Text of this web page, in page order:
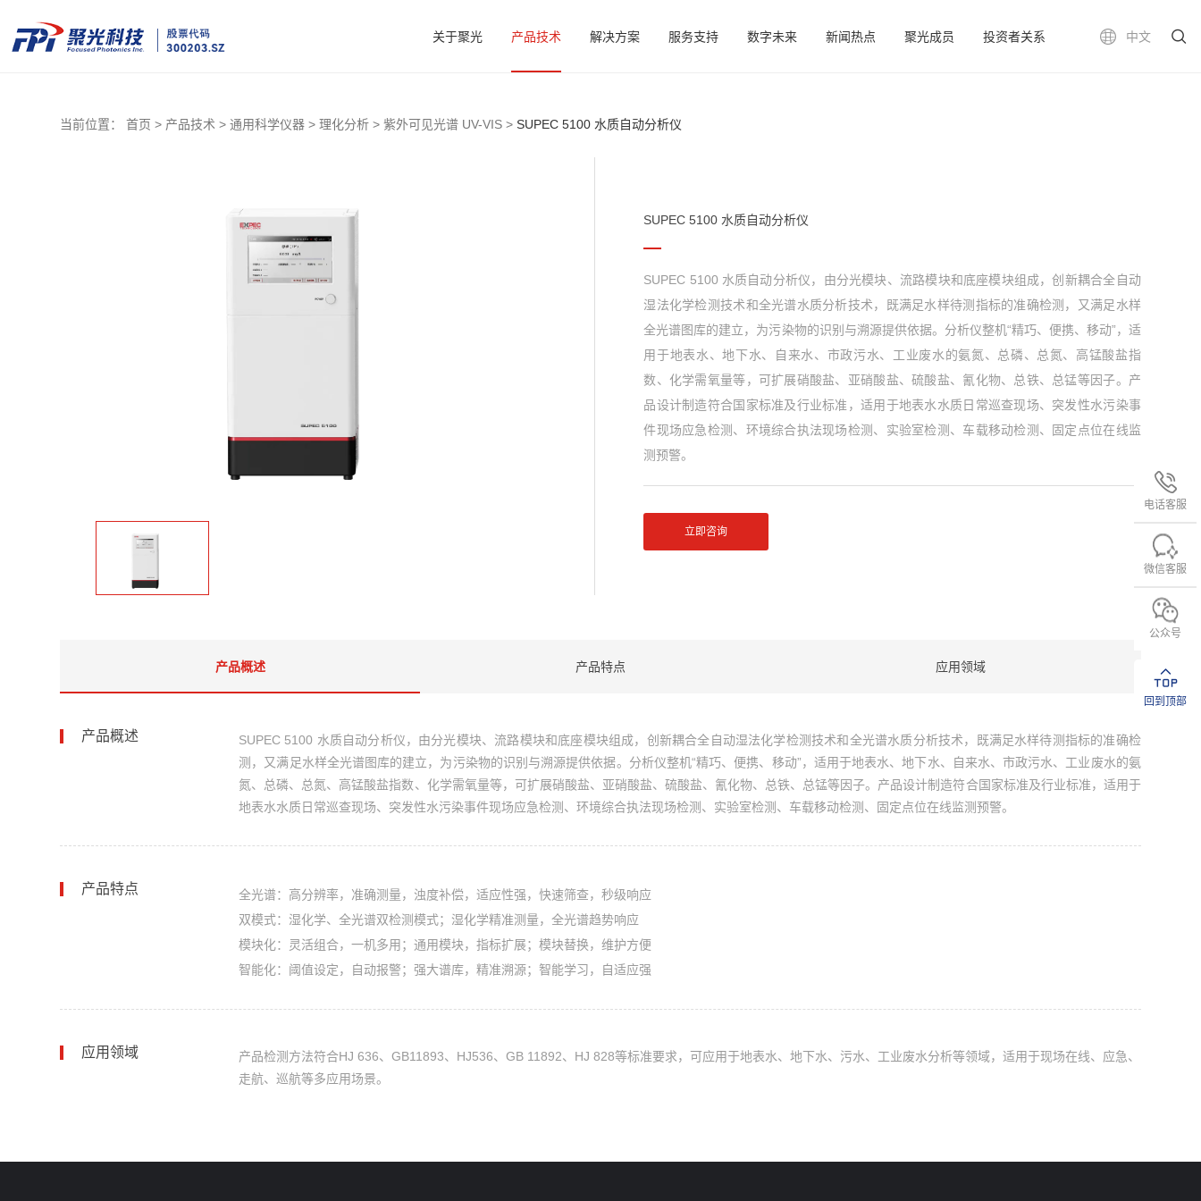
中文
关于聚光 产品技术 解决方案 服务支持 数字未来 新闻热点 聚光成员 投资者关系
电话客服
微信客服
公众号
回到顶部
当前位置： 首页 > 产品技术 > 通用科学仪器 > 理化分析 > 紫外可见光谱 UV-VIS > SUPEC 5100 水质自动分析仪
SUPEC 5100 水质自动分析仪
SUPEC 5100 水质自动分析仪，由分光模块、流路模块和底座模块组成，创新耦合全自动
湿法化学检测技术和全光谱水质分析技术，既满足水样待测指标的准确检测，又满足水样
全光谱图库的建立，为污染物的识别与溯源提供依据。分析仪整机“精巧、便携、移动”，适
用于地表水、地下水、自来水、市政污水、工业废水的氨氮、总磷、总氮、高锰酸盐指
数、化学需氧量等，可扩展硝酸盐、亚硝酸盐、硫酸盐、氰化物、总铁、总锰等因子。产
品设计制造符合国家标准及行业标准，适用于地表水水质日常巡查现场、突发性水污染事
件现场应急检测、环境综合执法现场检测、实验室检测、车载移动检测、固定点位在线监
测预警。
立即咨询
产品概述 产品特点 应用领域
产品概述
SUPEC 5100 水质自动分析仪，由分光模块、流路模块和底座模块组成，创新耦合全自动湿法化学检测技术和全光谱水质分析技术，既满足水样待测指标的准确检
测，又满足水样全光谱图库的建立，为污染物的识别与溯源提供依据。分析仪整机“精巧、便携、移动”，适用于地表水、地下水、自来水、市政污水、工业废水的氨
氮、总磷、总氮、高锰酸盐指数、化学需氧量等，可扩展硝酸盐、亚硝酸盐、硫酸盐、氰化物、总铁、总锰等因子。产品设计制造符合国家标准及行业标准，适用于
地表水水质日常巡查现场、突发性水污染事件现场应急检测、环境综合执法现场检测、实验室检测、车载移动检测、固定点位在线监测预警。
产品特点 全光谱： 高分辨率，准确测量，浊度补偿，适应性强，快速筛查，秒级响应
双模式： 湿化学、全光谱双检测模式；湿化学精准测量，全光谱趋势响应
模块化： 灵活组合，一机多用；通用模块，指标扩展；模块替换，维护方便
智能化： 阈值设定，自动报警；强大谱库，精准溯源；智能学习，自适应强
应用领域
产品检测方法符合HJ 636、GB11893、HJ536、GB 11892、HJ 828等标准要求，可应用于地表水、地下水、污水、工业废水分析等领域，适用于现场在线、应急、
走航、巡航等多应用场景。